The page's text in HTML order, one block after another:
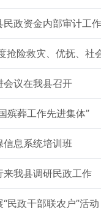
政资金内部审计工
抢险救灾、优抚、社
议在我县召开
殡葬工作先进集体”
息系统培训班
我县调研民政工作
民政干部联农户”活动